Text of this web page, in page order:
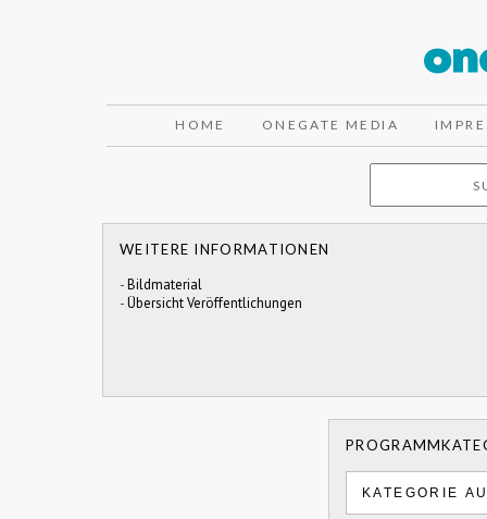
HOME ONEGATE MEDIA
WEITERE INFORMATIONEN
-Bildmaterial
-Übersicht Veröffentlichungen